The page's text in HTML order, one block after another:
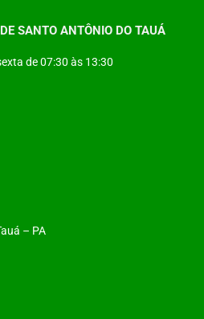
SANTO ANTÔNIO DO TAUÁ
de 07:30 às 13:30
– PA